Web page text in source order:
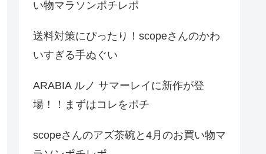
い物マラソンポチレポ
送料対策にぴったり！scopeさんのかわ
いすぎる手ぬぐい
ARABIA ルノ サマーレイに新作が登
場！！まずはコレをポチ
scopeさんのアズ茶碗と4月のお買い物マ